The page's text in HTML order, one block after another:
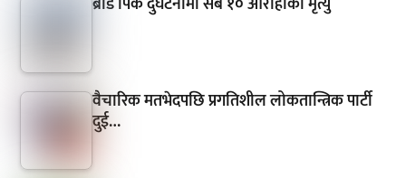
वैचारिक मतभेदपछि प्रगतिशील लोकतान्त्रिक पार्टी
दुई…